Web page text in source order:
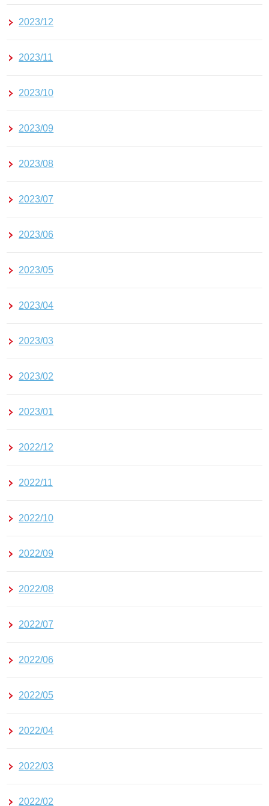
2023/12
2023/11
2023/10
2023/09
2023/08
2023/07
2023/06
2023/05
2023/04
2023/03
2023/02
2023/01
2022/12
2022/11
2022/10
2022/09
2022/08
2022/07
2022/06
2022/05
2022/04
2022/03
2022/02